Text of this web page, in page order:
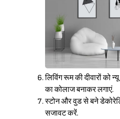
लिविंग रूम की दीवारों को
का कोलाज बनाकर लगाएं.
स्टोन और वुड से बने
सजावट करें.